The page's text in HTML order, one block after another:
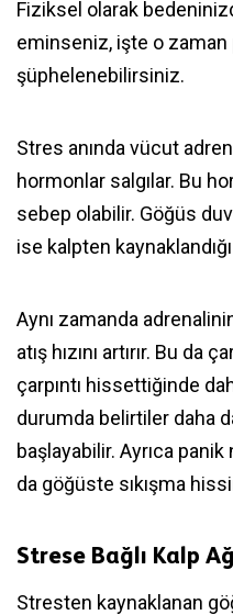
Fiziksel olarak
eminseniz, işte o zaman
şüphelenebilirsiniz.
Stres anında vücut
hormonlar salgılar. Bu
sebep olabilir. Göğüs
ise kalpten
Aynı zamanda
atış hızını artırır. Bu da
çarpıntı hissettiğinde
durumda belirtiler daha
başlayabilir. Ayrıca
da göğüste sıkışma
Strese Bağlı Kalp
Stresten kaynaklanan